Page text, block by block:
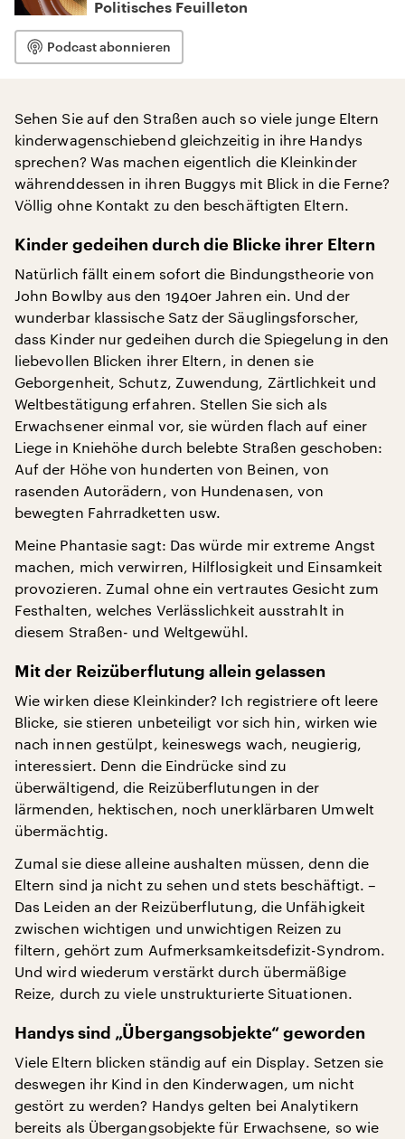
Politisches Feuilleton
Podcast abonnieren
Sehen Sie auf den Straßen auch so viele junge Eltern
kinderwagenschiebend gleichzeitig in ihre Handys
sprechen? Was machen eigentlich die Kleinkinder
währenddessen in ihren Buggys mit Blick in die Ferne?
Völlig ohne Kontakt zu den beschäftigten Eltern.
Kinder gedeihen durch die Blicke ihrer Eltern
Natürlich fällt einem sofort die Bindungstheorie von
John Bowlby aus den 1940er Jahren ein. Und der
wunderbar klassische Satz der Säuglingsforscher,
dass Kinder nur gedeihen durch die Spiegelung in den
liebevollen Blicken ihrer Eltern, in denen sie
Geborgenheit, Schutz, Zuwendung, Zärtlichkeit und
Weltbestätigung erfahren. Stellen Sie sich als
Erwachsener einmal vor, sie würden flach auf einer
Liege in Kniehöhe durch belebte Straßen geschoben:
Auf der Höhe von hunderten von Beinen, von
rasenden Autorädern, von Hundenasen, von
bewegten Fahrradketten usw.
Meine Phantasie sagt: Das würde mir extreme Angst
machen, mich verwirren, Hilflosigkeit und Einsamkeit
provozieren. Zumal ohne ein vertrautes Gesicht zum
Festhalten, welches Verlässlichkeit ausstrahlt in
diesem Straßen- und Weltgewühl.
Mit der Reizüberflutung allein gelassen
Wie wirken diese Kleinkinder? Ich registriere oft leere
Blicke, sie stieren unbeteiligt vor sich hin, wirken wie
nach innen gestülpt, keineswegs wach, neugierig,
interessiert. Denn die Eindrücke sind zu
überwältigend, die Reizüberflutungen in der
lärmenden, hektischen, noch unerklärbaren Umwelt
übermächtig.
Zumal sie diese alleine aushalten müssen, denn die
Eltern sind ja nicht zu sehen und stets beschäftigt. –
Das Leiden an der Reizüberflutung, die Unfähigkeit
zwischen wichtigen und unwichtigen Reizen zu
filtern, gehört zum Aufmerksamkeitsdefizit-Syndrom.
Und wird wiederum verstärkt durch übermäßige
Reize, durch zu viele unstrukturierte Situationen.
Handys sind „Übergangsobjekte“ geworden
Viele Eltern blicken ständig auf ein Display. Setzen sie
deswegen ihr Kind in den Kinderwagen, um nicht
gestört zu werden? Handys gelten bei Analytikern
bereits als Übergangsobjekte für Erwachsene, so wie